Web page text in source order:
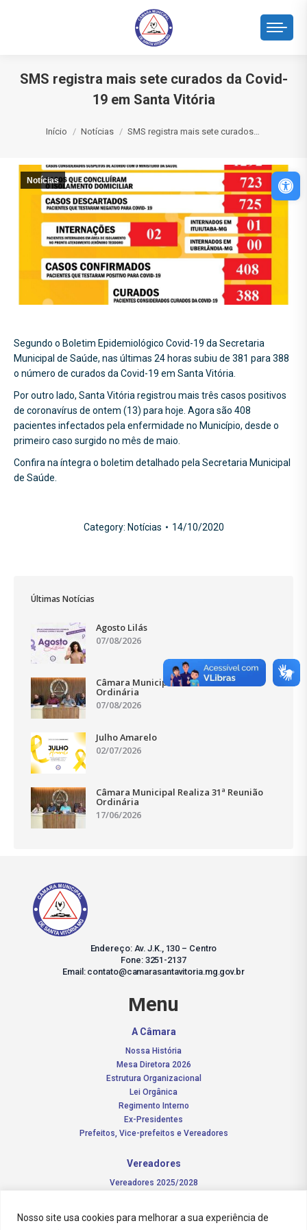
Nosso site usa cookies para melhorar a sua experiência de
SMS registra mais sete curados da Covid-
19 em Santa Vitória
Início Notícias SMS registra mais sete curados…
Notícias
Segundo o Boletim Epidemiológico Covid-19 da Secretaria
Municipal de Saúde, nas últimas 24 horas subiu de 381 para 388
o número de curados da Covid-19 em Santa Vitória.
Por outro lado, Santa Vitória registrou mais três casos positivos
de coronavírus de ontem (13) para hoje. Agora são 408
pacientes infectados pela enfermidade no Município, desde o
primeiro caso surgido no mês de maio.
Confira na íntegra o boletim detalhado pela Secretaria Municipal
de Saúde.
Category: Notícias 14/10/2020
Últimas Notícias
Agosto Lilás
07/08/2026
Câmara Municipal Realiza 33ª Reunião
Ordinária
07/08/2026
Julho Amarelo
02/07/2026
Câmara Municipal Realiza 31ª Reunião
Ordinária
17/06/2026
Endereço: Av. J.K., 130 – Centro
Fone: 3251-2137
Email: contato@camarasantavitoria.mg.gov.br
Menu
A Câmara
Nossa História
Mesa Diretora 2026
Estrutura Organizacional
Lei Orgânica
Regimento Interno
Ex-Presidentes
Prefeitos, Vice-prefeitos e Vereadores
Vereadores
Vereadores 2025/2028